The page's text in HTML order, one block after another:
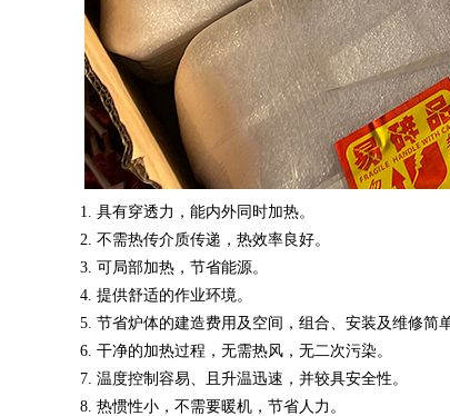
1. 具有穿透力，能内外同时加热。
2. 不需热传介质传递，热效率良好。
3. 可局部加热，节省能源。
4. 提供舒适的作业环境。
5. 节省炉体的建造费用及空间，组合、安装及维修简
6. 干净的加热过程，无需热风，无二次污染。
7. 温度控制容易、且升温迅速，并较具安全性。
8. 热惯性小，不需要暖机，节省人力。